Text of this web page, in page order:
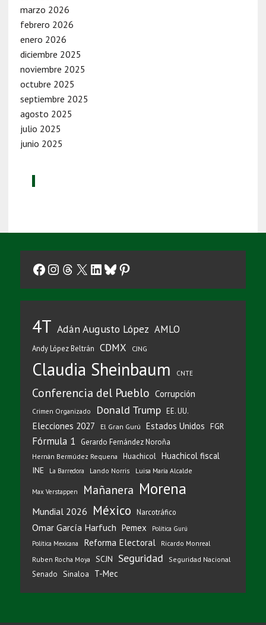
marzo 2026
febrero 2026
enero 2026
diciembre 2025
noviembre 2025
octubre 2025
septiembre 2025
agosto 2025
julio 2025
junio 2025
Facebook
Instagram
Threads
X LinkedIn
Bluesky
Pinterest
4T Adán Augusto López AMLO
Andy López Beltrán CDMX CJNG
Claudia Sheinbaum CNTE
Conferencia del Pueblo Corrupción
Crimen Organizado Donald Trump EE. UU.
Elecciones 2027 El Gran Gurú Estados Unidos FGR
Fórmula 1 Gerardo Fernández Noroña
Hernán Bermúdez Requena Huachicol Huachicol fiscal
INE La Barredora Lando Norris Luisa María Alcalde
Max Verstappen Mañanera Morena
Mundial 2026 México Narcotráfico
Omar García Harfuch Pemex
Política Gurú
Política Mexicana
Reforma Electoral
Ricardo Monreal
Ruben Rocha Moya
SCJN Seguridad Seguridad Nacional
Senado Sinaloa T-Mec